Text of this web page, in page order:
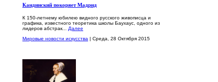
Кандинский покоряет Мадрид
К 150-летнему юбилею видного русского живописца и
графика, известного теоретика школы Баухаус, одного из
лидеров абстрак... Далее
Мировые новости искусства | Среда, 28 Октября 2015